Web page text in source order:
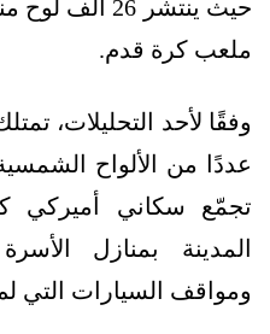
ملعب كرة قدم.
وفقًا لأحد التحليلات،
عددًا من الألواح
تجمّع سكاني أميركي
المدينة بمنازل
ومواقف السيارات التي